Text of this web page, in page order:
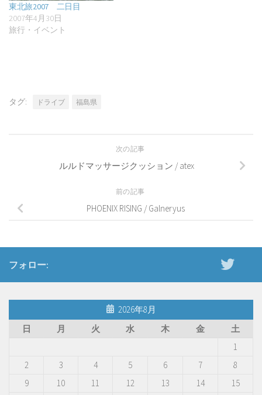
東北旅2007 二日目
2007年4月30日
旅行・イベント
タグ: ドライブ 福島県
次の記事
ルルドマッサージクッション / atex
前の記事
PHOENIX RISING / Galneryus
フォロー:
2026年8月
日
月 火 水 木 金
土
1
2
3 4 5 6 7
8
9
10 11 12 13 14
15